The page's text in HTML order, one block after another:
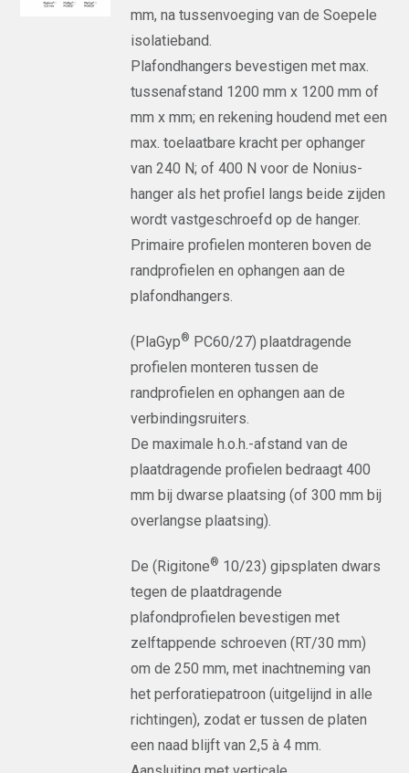
mm, na tussenvoeging van de Soepele
isolatieband.
Plafondhangers bevestigen met max.
tussenafstand 1200 mm x 1200 mm of
mm x mm; en rekening houdend met een
max. toelaatbare kracht per ophanger
van 240 N; of 400 N voor de Nonius-
hanger als het profiel langs beide zijden
wordt vastgeschroefd op de hanger.
Primaire profielen monteren boven de
randprofielen en ophangen aan de
plafondhangers.
(PlaGyp® PC60/27) plaatdragende
profielen monteren tussen de
randprofielen en ophangen aan de
verbindingsruiters.
De maximale h.o.h.-afstand van de
plaatdragende profielen bedraagt 400
mm bij dwarse plaatsing (of 300 mm bij
overlangse plaatsing).
De (Rigitone® 10/23) gipsplaten dwars
tegen de plaatdragende
plafondprofielen bevestigen met
zelftappende schroeven (RT/30 mm)
om de 250 mm, met inachtneming van
het perforatiepatroon (uitgelijnd in alle
richtingen), zodat er tussen de platen
een naad blijft van 2,5 à 4 mm.